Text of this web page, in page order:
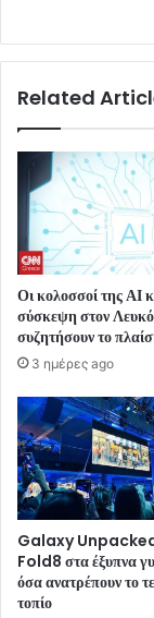
Related
Οι κολοσσοί της ΑΙ
σύσκεψη στον
συζητήσουν το
3 ημέρες ago
Galaxy
Fold8 στα έξυπνα
όσα ανατρέπουν το
τοπίο